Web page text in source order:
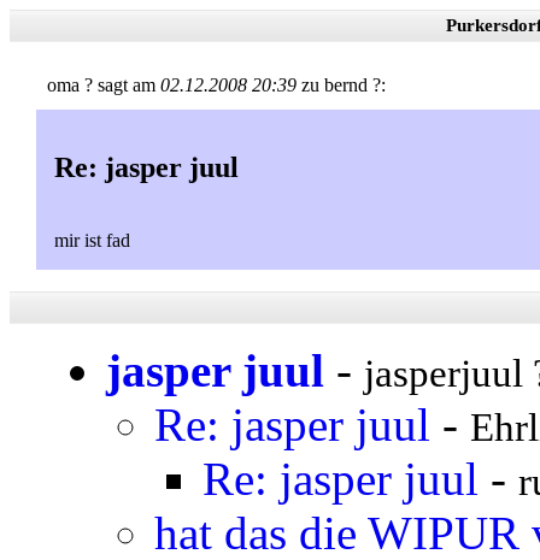
oma ? sagt am 02.12.2008 20:39 zu bernd ?:
Re: jasper juul
mir ist fad
jasper juul - jasperjuul
Re: jasper juul -
Re: jasper juul -
hat das die WIPUR